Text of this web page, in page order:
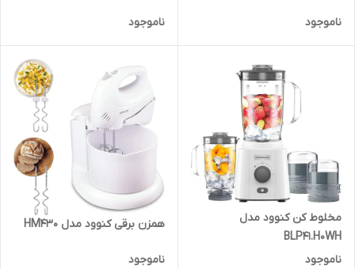
ناموجود ناموجود
مخلوط کن کنوود مدل
BLP41.H0WH
ناموجود
همزن برقی کنوود مدل HM430
ناموجود